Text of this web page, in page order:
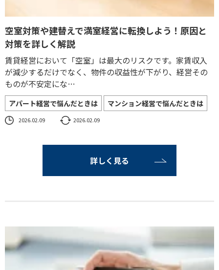
空室対策や建替えで満室経営に転換しよう！原因と
対策を詳しく解説
賃貸経営において「空室」は最大のリスクです。家賃収入
が減少するだけでなく、物件の収益性が下がり、経営その
ものが不安定にな…
アパート経営で悩んだときは マンション経営で悩んだときは
2026.02.09 2026.02.09
詳しく見る